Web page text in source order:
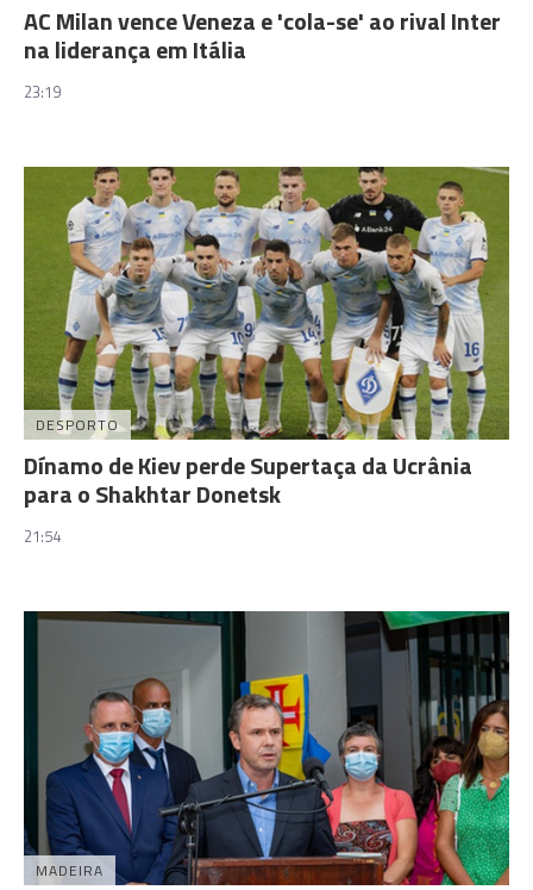
AC Milan vence Veneza e 'cola-se' ao rival Inter
na liderança em Itália
23:19
DESPORTO
Dínamo de Kiev perde Supertaça da Ucrânia
para o Shakhtar Donetsk
21:54
MADEIRA